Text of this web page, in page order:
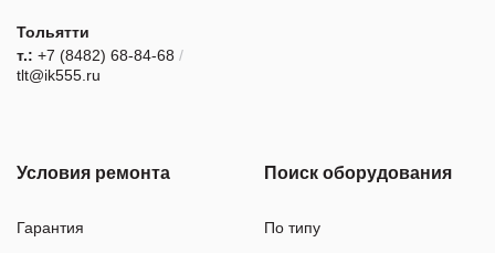
Тольятти
т.: +7 (8482) 68-84-68 /
tlt@ik555.ru
Условия ремонта
Гарантия
Поиск оборудования
По типу